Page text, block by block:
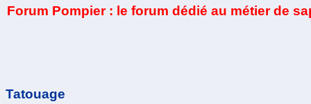
Forum Pompier : le forum dédié au métier de
Tatouage